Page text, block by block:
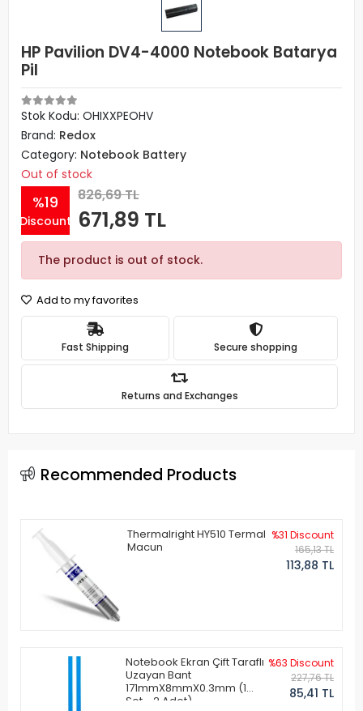
HP Pavilion DV4-4000 Notebook Batarya
Pil
Stok Kodu: OHIXXPEOHV
Brand: Redox
Category: Notebook Battery
Out of stock
%19
Discount
826,69 TL
671,89 TL
The product is out of stock.
Add to my favorites
Fast Shipping Secure shopping
Returns and Exchanges
Recommended Products
Thermalright HY510 Termal
Macun
%31 Discount
165,13 TL
113,88 TL
Notebook Ekran Çift Taraflı
Uzayan Bant
171mmX8mmX0.3mm (1
Set - 2 Adet)
%63 Discount
227,76 TL
85,41 TL